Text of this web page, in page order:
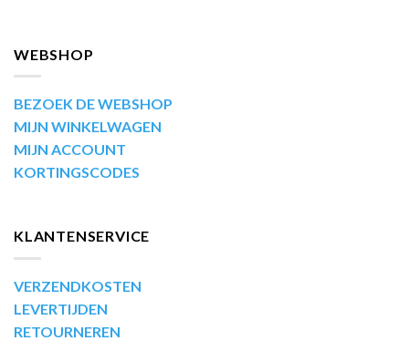
WEBSHOP
BEZOEK DE WEBSHOP
MIJN WINKELWAGEN
MIJN ACCOUNT
KORTINGSCODES
KLANTENSERVICE
VERZENDKOSTEN
LEVERTIJDEN
RETOURNEREN